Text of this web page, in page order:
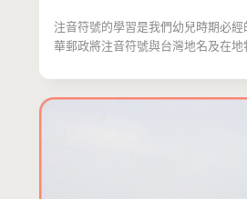
注音符號的學習是我們幼兒時期必
華郵政將注音符號與台灣地名及在